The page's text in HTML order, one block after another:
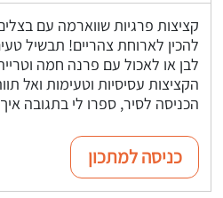
קציצות פרגיות שווארמה עם
להכין לארוחת צהריים! תבשיל
לבן או לאכול עם פרנה חמה
הקציצות עסיסיות וטעימות ואל
הכניסה לסיר, ספרו לי בתגובה
כניסה למתכון